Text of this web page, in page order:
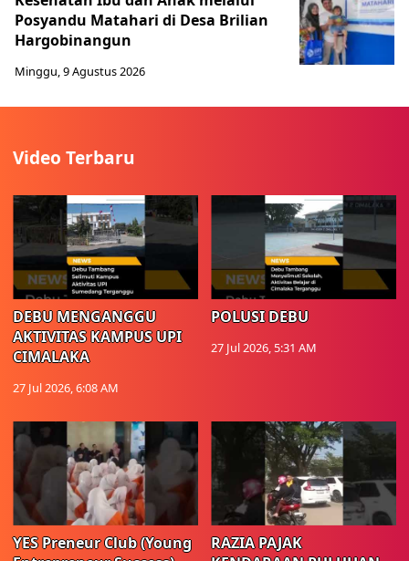
Posyandu Matahari di Desa Brilian
Hargobinangun
Minggu, 9 Agustus 2026
Video Terbaru
DEBU MENGANGGU
AKTIVITAS KAMPUS UPI
CIMALAKA
27 Jul 2026, 6:08 AM
POLUSI DEBU
27 Jul 2026, 5:31 AM
YES Preneur Club (Young
RAZIA PAJAK